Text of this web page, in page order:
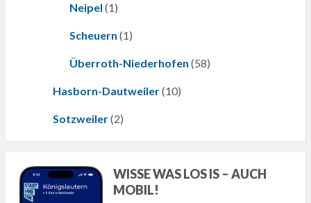
Neipel (1)
Scheuern (1)
Überroth-Niederhofen (58)
Hasborn-Dautweiler(10)
Sotzweiler(2)
WISSE WAS LOS IS – AUCH
MOBIL!